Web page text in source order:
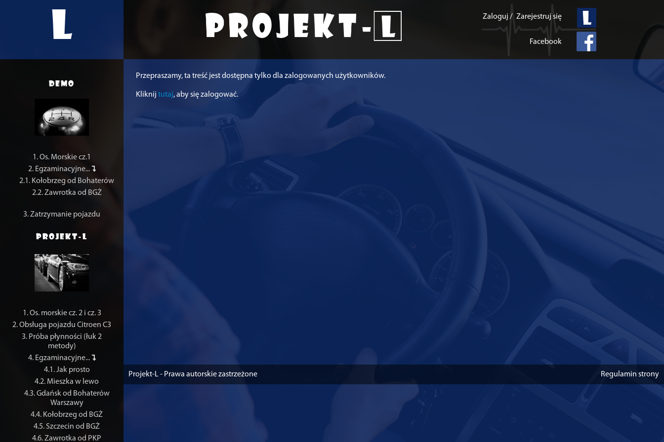
L Zaloguj / Zarejestruj się
Facebook
demo
1. Os. Morskie cz.1
2. Egzaminacyjne...
2.1. Kołobrzeg od Bohaterów
2.2. Zawrotka od BGŻ
3. Zatrzymanie pojazdu
PROJEKT-L
1. Os. morskie cz. 2 i cz. 3
2. Obsługa pojazdu Citroen C3
3. Próba płynności (łuk 2
metody)
4. Egzaminacyjne...
4.1. Jak prosto
4.2. Mieszka w lewo
4.3. Gdańsk od Bohaterów
Warszawy
4.4. Kołobrzeg od BGŻ
4.5. Szczecin od BGŻ
4.6. Zawrotka od PKP
Przepraszamy, ta treść jest dostępna tylko dla zalogowanych użytkowników.
Kliknij tutaj, aby się zalogować.
Projekt-L - Prawa autorskie zastrzeżone Regulamin strony